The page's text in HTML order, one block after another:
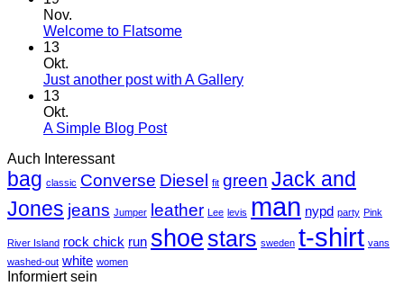
Nov.
Welcome to FlatsomeKeine
Welcome
13
Okt.
Just another post with A GalleryKeine
with
A
Gallery
13
Okt.
A Simple Blog PostKeine
A
Simple
Blog
Auch Interessant
bag classic Converse Diesel fit green Jack and
Jones jeans Jumper leather Lee levis man nypd party Pink
River Island rock chick run shoe stars sweden t-shirt vans
washed-out white women
Informiert sein